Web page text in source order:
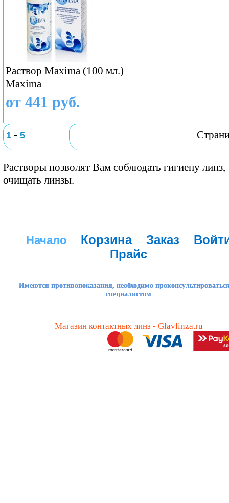
Раствор Maxima (100 мл.)
Maxima
от 441 руб.
1 - 5
Растворы позволят Вам соблюдать гигиену линз,
очищать линзы.
Начало Корзина Заказ
Прайс
Имеются противопоказания, необходимо
специалистом
Магазин контактных линз - Glavlinza.ru